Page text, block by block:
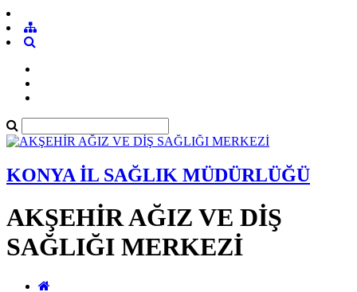
KONYA İL SAĞLIK MÜDÜRLÜĞÜ
AKŞEHİR AĞIZ VE DİŞ
SAĞLIĞI MERKEZİ